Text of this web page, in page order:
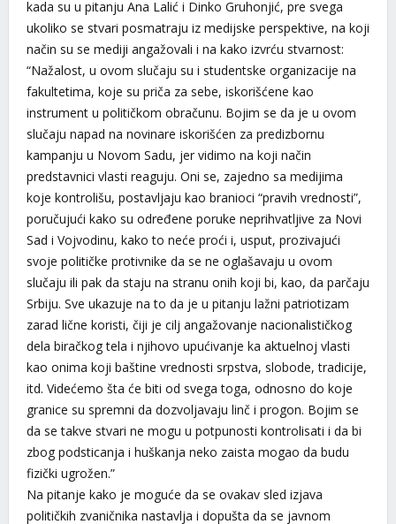
kada su u pitanju Ana Lalić i Dinko Gruhonjić, pre svega
ukoliko se stvari posmatraju iz medijske perspektive, na koji
način su se mediji angažovali i na kako izvrću stvarnost:
“Nažalost, u ovom slučaju su i studentske organizacije na
fakultetima, koje su priča za sebe, iskorišćene kao
instrument u političkom obračunu. Bojim se da je u ovom
slučaju napad na novinare iskorišćen za predizbornu
kampanju u Novom Sadu, jer vidimo na koji način
predstavnici vlasti reaguju. Oni se, zajedno sa medijima
koje kontrolišu, postavljaju kao branioci “pravih vrednosti”,
poručujući kako su određene poruke neprihvatljive za Novi
Sad i Vojvodinu, kako to neće proći i, usput, prozivajući
svoje političke protivnike da se ne oglašavaju u ovom
slučaju ili pak da staju na stranu onih koji bi, kao, da parčaju
Srbiju. Sve ukazuje na to da je u pitanju lažni patriotizam
zarad lične koristi, čiji je cilj angažovanje nacionalističkog
dela biračkog tela i njihovo upućivanje ka aktuelnoj vlasti
kao onima koji baštine vrednosti srpstva, slobode, tradicije,
itd. Videćemo šta će biti od svega toga, odnosno do koje
granice su spremni da dozvoljavaju linč i progon. Bojim se
da se takve stvari ne mogu u potpunosti kontrolisati i da bi
zbog podsticanja i huškanja neko zaista mogao da budu
fizički ugrožen.”
Na pitanje kako je moguće da se ovakav sled izjava
političkih zvaničnika nastavlja i dopušta da se javnom